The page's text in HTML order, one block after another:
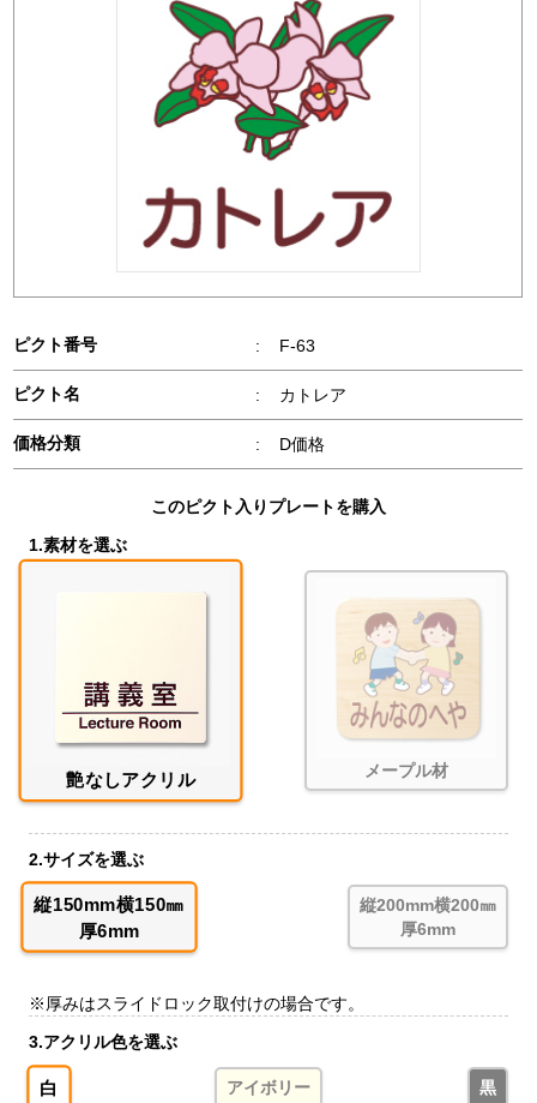
ピクト番号 : F-63
ピクト名 : カトレア
価格分類 : D価格
このピクト入りプレートを購入
1.素材を選ぶ
艶なしアクリル メープル材
2.サイズを選ぶ
縦150mm横150㎜
厚6mm
縦200mm横200㎜
厚6mm
※厚みはスライドロック取付けの場合です。
3.アクリル色を選ぶ
白 アイボリー 黒